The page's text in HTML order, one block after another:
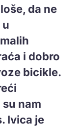
da ne
u
i dobro
bicikle.
su nam
Ivica je